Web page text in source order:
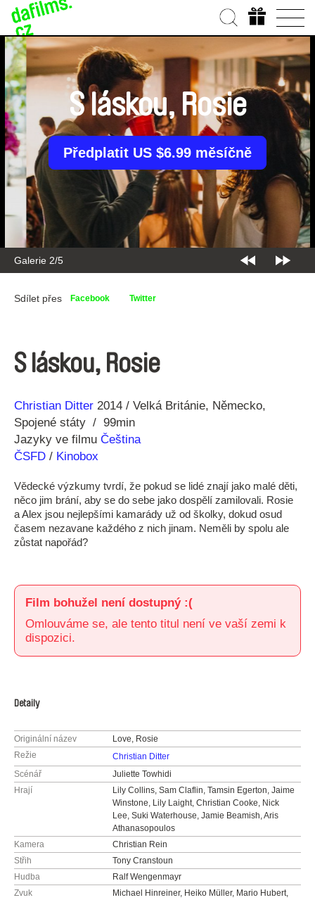
Galerie 3/5
S láskou, Rosie
Předplatit US $6.99 měsíčně
Sdílet přes Facebook Twitter
S láskou, Rosie
Režie
Christian Ditter
Rok 2014 Velká Británie Německo
Spojené státy
99min
Jazyky ve filmu Čeština
ČSFD / Kinobox
Vědecké výzkumy tvrdí, že pokud se lidé znají jako malé děti,
něco jim brání, aby se do sebe jako dospělí zamilovali. Rosie
a Alex jsou nejlepšími kamarády už od školky, dokud osud
časem nezavane každého z nich jinam. Neměli by spolu ale
zůstat napořád?
Film bohužel není dostupný :(
Omlouváme se, ale tento titul není ve vaší zemi k
dispozici.
Detaily
Originální název
Love, Rosie
Režie
Christian Ditter
Scénář
Juliette Towhidi
Hrají
Lily Collins, Sam Claflin, Tamsin Egerton, Jaime
Winstone, Lily Laight, Christian Cooke, Nick
Lee, Suki Waterhouse, Jamie Beamish, Aris
Athanasopoulos
Kamera
Christian Rein
Střih
Tony Cranstoun
Hudba
Ralf Wengenmayr
Zvuk
Michael Hinreiner, Heiko Müller, Mario Hubert,